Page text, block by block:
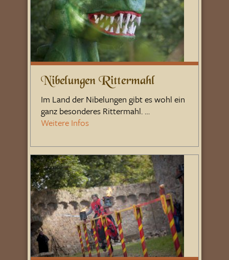
Nibelungen Rittermahl
Im Land der Nibelungen gibt es wohl ein
ganz besonderes Rittermahl. …
Weitere Infos